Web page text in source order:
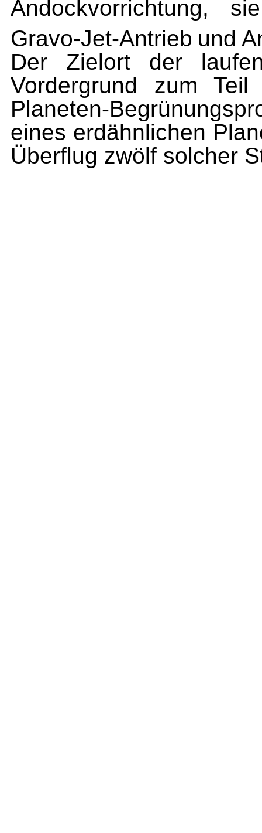
Andockvorrichtung,
Gravo-Jet-Antrieb und
Der Zielort der
Vordergrund zum
Planeten-
eines erdähnlichen
Überflug zwölf solcher